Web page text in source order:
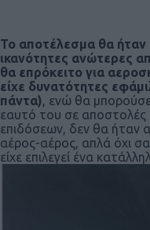
Το αποτέλεσμα θα
ικανότητες ανώτερες
θα επρόκειτο για
είχε δυνατότητες
πάντα), ενώ θα
εαυτό του σε αποστολές
επιδόσεων, δεν θα ήταν
αέρος-αέρος, απλά όχι
είχε επιλεγεί ένα